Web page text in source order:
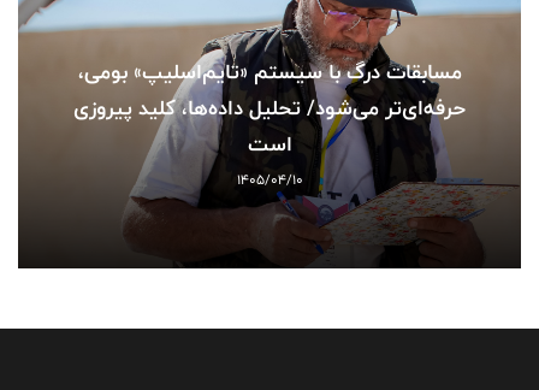
مسابقات درگ با سیستم «تایم‌اسلیپ» بومی،
حرفه‌ای‌تر می‌شود/ تحلیل داده‌ها، کلید پیروزی
است
1405/04/10